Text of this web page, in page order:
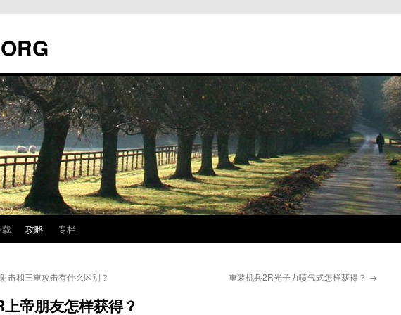
攻略 专栏
击和三重攻击有什么区别？ 重装机兵2R光子力喷气式怎样获得？ →
帝朋友怎样获得？